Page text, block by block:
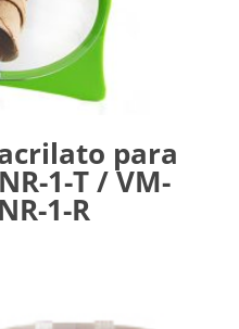
para
1-T / VM-
1-R